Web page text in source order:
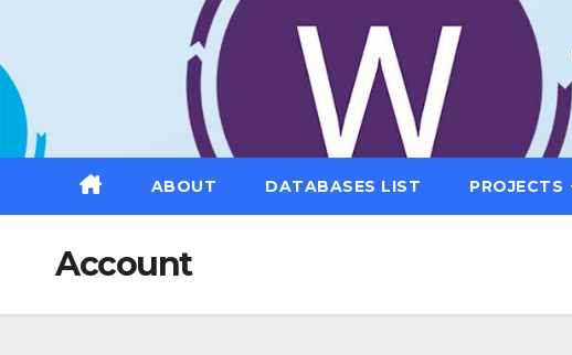
contenido
ABOUT DATABASES LIST PROJECTS
Account